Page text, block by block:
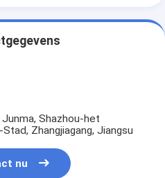
Shazhou-het
Zhangjiagang, Jiangsu
nu